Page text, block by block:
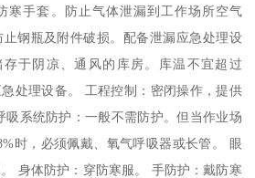
寒手套。防止气体泄漏到工作场所空气
钢瓶及附件破损。配备泄漏应急处理设
于阴凉、通风的库房。库温不宜超过
处理设备。 工程控制：密闭操作，提供
吸系统防护：一般不需防护。但当作业场
时，必须佩戴、氧气呼吸器或长管。 眼
身体防护：穿防寒服。 手防护：戴防寒